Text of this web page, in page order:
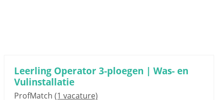
Leerling Operator 3-ploegen | Was- en
Vulinstallatie
ProfMatch (1 vacature)